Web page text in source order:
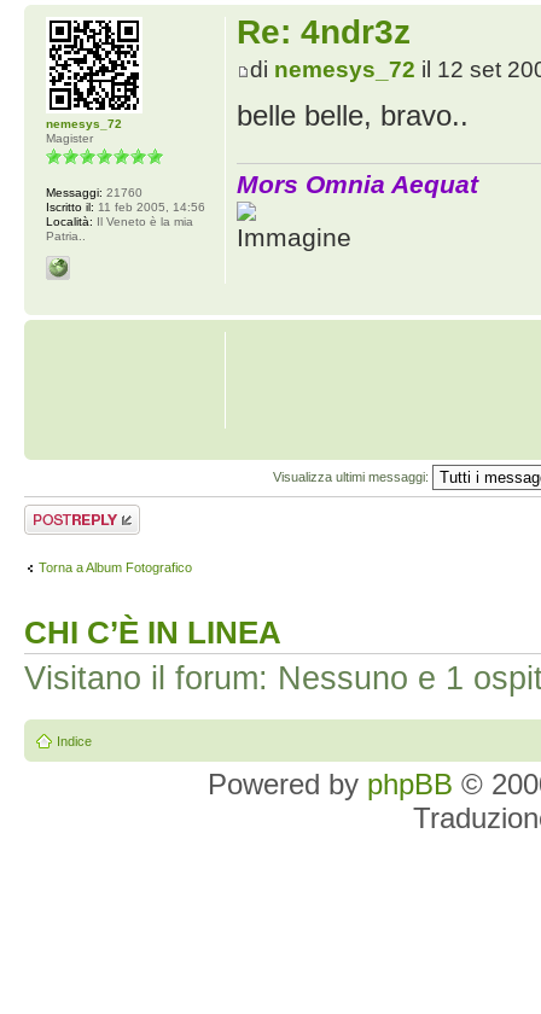
Re: 4ndr3z
di nemesys_72 il 12 set
belle belle, bravo..
Mors Omnia Aequat
nemesys_72
Magister
Messaggi: 21760
Iscritto il: 11 feb 2005, 14:56
Località: Il Veneto è la mia
Patria..
Visualizza ultimi messaggi:
Rispondi al
messaggio
Torna a Album Fotografico
CHI C’È IN LINEA
Visitano il forum: Nessuno e 1
Indice
Powered by phpBB ©